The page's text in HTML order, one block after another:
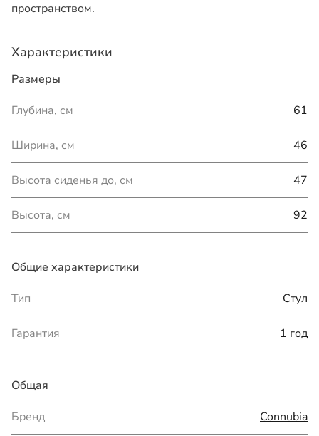
пространством.
Характеристики
Размеры
Глубина, см
61
Ширина, см 46
Высота сиденья до, см 47
Высота, см 92
Общие характеристики
Тип
Стул
Гарантия 1 год
Общая
Бренд
Connubia